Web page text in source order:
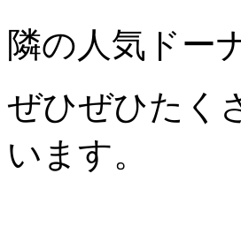
隣の人気ドー
ぜひぜひたく
います。